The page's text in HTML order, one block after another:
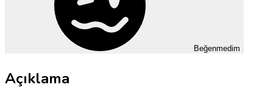
Beğenmedim
Açıklama